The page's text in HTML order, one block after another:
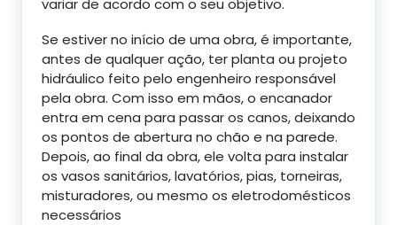
variar de acordo com o seu objetivo.
Se estiver no início de uma obra, é importante,
antes de qualquer ação, ter planta ou projeto
hidráulico feito pelo engenheiro responsável
pela obra. Com isso em mãos, o encanador
entra em cena para passar os canos, deixando
os pontos de abertura no chão e na parede.
Depois, ao final da obra, ele volta para instalar
os vasos sanitários, lavatórios, pias, torneiras,
misturadores, ou mesmo os eletrodomésticos
necessários